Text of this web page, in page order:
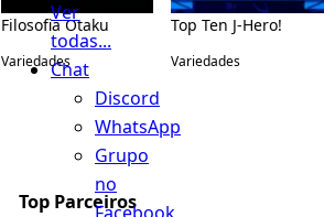
Ver
todas...
Chat
Discord
WhatsApp
Grupo
no
Filosofia Otaku
Variedades
Top Ten J-Hero!
Variedades
Top Parceiros